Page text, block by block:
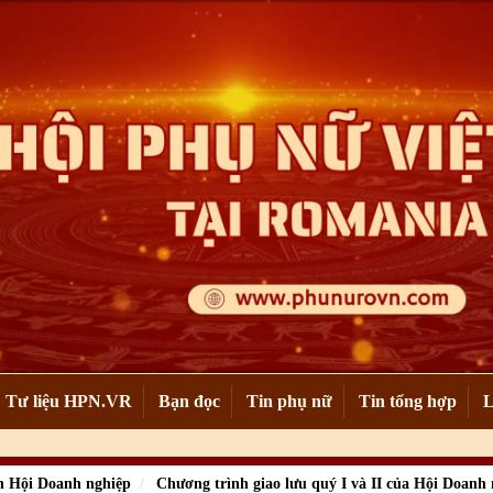
Tư liệu HPN.VR Bạn đọc Tin phụ nữ Tin tổng hợp
Hội Doanh nghiệp
Chương trình giao lưu quý I và II của Hội Doanh